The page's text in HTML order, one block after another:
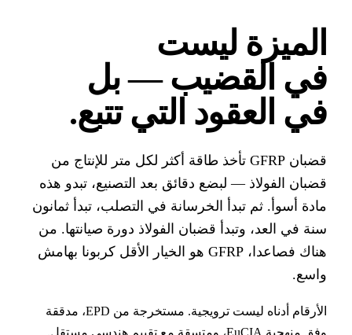
ليست
القضيب — بل
العقود التي تتبع.
قضبان GFRP تأخذ طاقة أكثر لكل متر للإنتاج من
الفولاذ — لبضع دقائق بعد التصنيع، تبدو هذه
أسوأ. ثم تبدأ الخرسانة في التصلب، تبدأ ثمانون
في العد، وتبدأ قضبان الفولاذ دورة صيانتها. من
هناك فصاعدا، GFRP هو الخيار الأقل كربونا بهامش
الأرقام أدناه ليست ترويجية. مستخرجة من EPD، مدققة
وفق منهجية EuCIA، ومتسقة مع تقييم هندسي مستقل.